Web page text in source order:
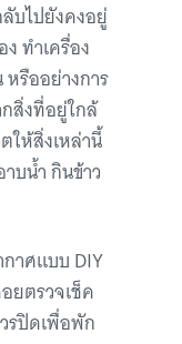
บไปยังคงอยู่
ง ทำเครื่อง
รืออย่างการ
สิ่งที่อยู่ใกล้
ให้สิ่งเหล่านี้
บน้ำ กินข้าว
กาศแบบ DIY
ยตรวจเช็ค
รปิดเพื่อพัก